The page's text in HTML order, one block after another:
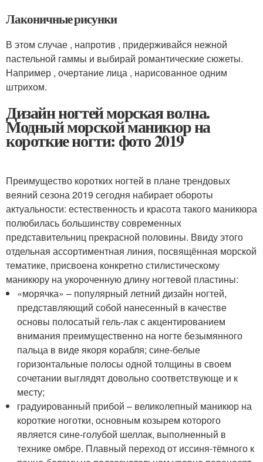
Лаконичные рисунки
В этом случае , напротив , придерживайся нежной
пастельной гаммы и выбирай романтические сюжеты.
Например , очертание лица , нарисованное одним
штрихом.
Дизайн ногтей морская волна.
Модный морской маникюр на
короткие ногти: фото 2019
Преимущество коротких ногтей в плане трендовых
веяний сезона 2019 сегодня набирает обороты
актуальности: естественность и красота такого маникюра
полюбилась большинству современных
представительниц прекрасной половины. Ввиду этого
отдельная ассортиментная линия, посвящённая морской
тематике, присвоена конкретно стилистическому
маникюру на укороченную длину ногтевой пластины:
«морячка» – популярный летний дизайн ногтей,
представляющий собой нанесенный в качестве
основы полосатый гель-лак с акцентированием
внимания преимущественно на ногте безымянного
пальца в виде якоря корабля; сине-белые
горизонтальные полосы одной толщины в своем
сочетании выглядят довольно соответствующе и к
месту;
градуированный прибой – великолепный маникюр на
короткие ноготки, основным козырем которого
является сине-голубой шеллак, выполненный в
технике омбре. Плавный переход от иссиня-тёмного к